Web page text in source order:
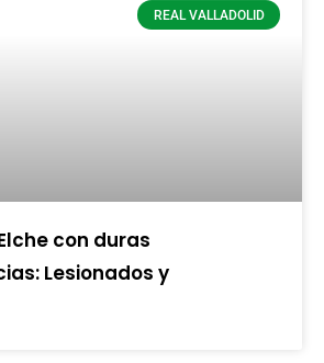
REAL VALLADOLID
con duras
Lesionados y